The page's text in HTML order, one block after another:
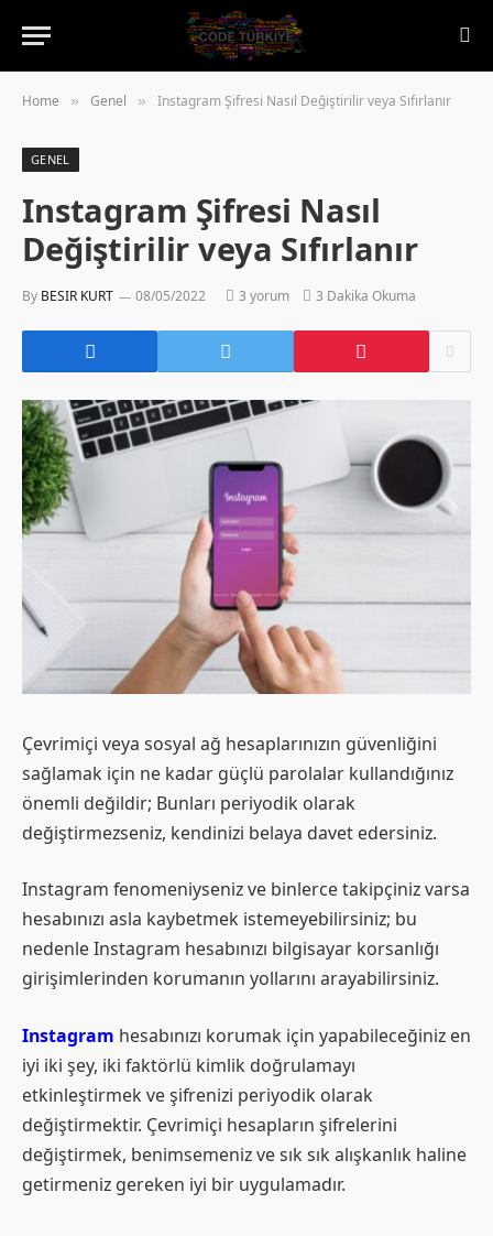
Home » Genel » Instagram Şifresi Nasıl Değiştirilir veya Sıfırlanır
GENEL
Instagram Şifresi Nasıl
Değiştirilir veya Sıfırlanır
By BESIR KURT 08/05/2022 3 yorum 3 Dakika Okuma
Çevrimiçi veya sosyal ağ hesaplarınızın güvenliğini
sağlamak için ne kadar güçlü parolalar kullandığınız
önemli değildir; Bunları periyodik olarak
değiştirmezseniz, kendinizi belaya davet edersiniz.
Instagram fenomeniyseniz ve binlerce takipçiniz varsa
hesabınızı asla kaybetmek istemeyebilirsiniz; bu
nedenle Instagram hesabınızı bilgisayar korsanlığı
girişimlerinden korumanın yollarını arayabilirsiniz.
Instagram hesabınızı korumak için yapabileceğiniz en
iyi iki şey, iki faktörlü kimlik doğrulamayı
etkinleştirmek ve şifrenizi periyodik olarak
değiştirmektir. Çevrimiçi hesapların şifrelerini
değiştirmek, benimsemeniz ve sık sık alışkanlık haline
getirmeniz gereken iyi bir uygulamadır.